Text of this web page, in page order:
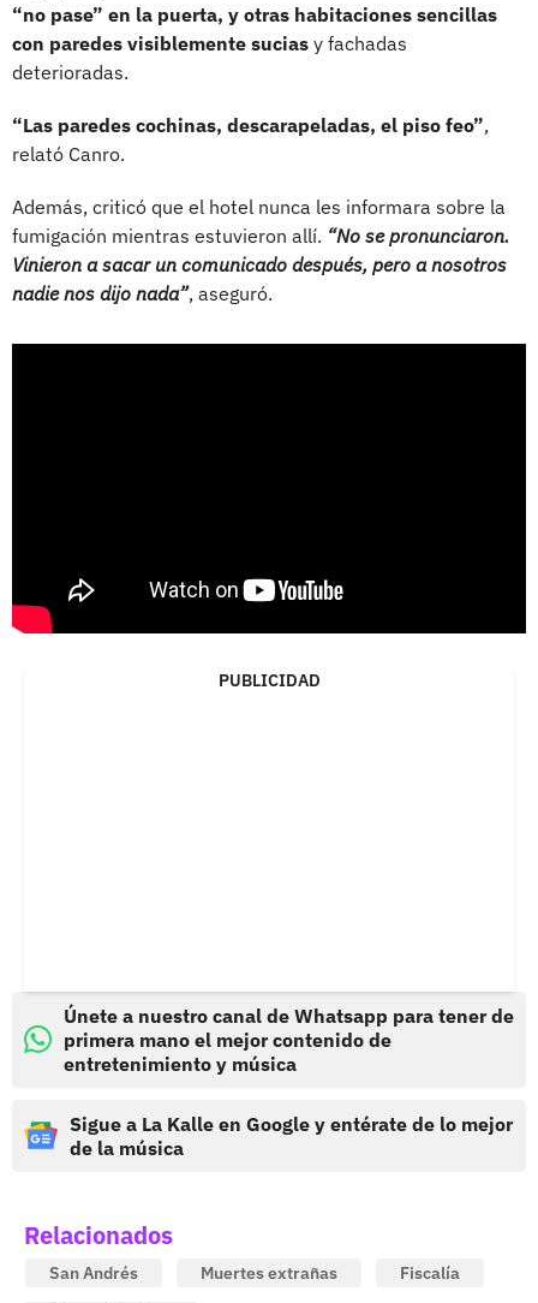
“no pase” en la puerta, y otras habitaciones sencillas
con paredes visiblemente sucias y fachadas
deterioradas.
“Las paredes cochinas, descarapeladas, el piso feo”,
relató Canro.
Además, criticó que el hotel nunca les informara sobre la
fumigación mientras estuvieron allí. “No se pronunciaron.
Vinieron a sacar un comunicado después, pero a nosotros
nadie nos dijo nada”, aseguró.
PUBLICIDAD
Únete a nuestro canal de Whatsapp para tener de
primera mano el mejor contenido de
entretenimiento y música
Sigue a La Kalle en Google y entérate de lo mejor
de la música
Relacionados
San Andrés Muertes extrañas
Fiscalía